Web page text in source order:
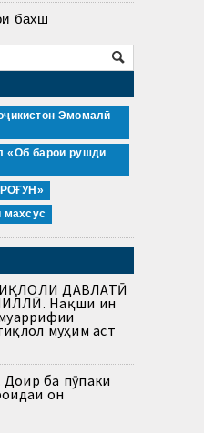
бахш
Эмомалӣ
«Об барои рушди
махсус
ДАВЛАТӢ
Нақши ин
муҳим аст
ба пӯпаки
он